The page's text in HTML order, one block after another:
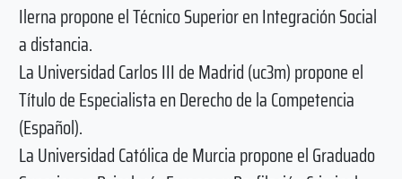
Ilerna propone el Técnico Superior en Integración Social
a distancia.
La Universidad Carlos III de Madrid (uc3m) propone el
Título de Especialista en Derecho de la Competencia
(Español).
La Universidad Católica de Murcia propone el Graduado